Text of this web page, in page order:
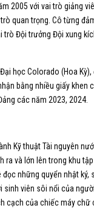
2005 với vai trò giảng
quan trọng. Cô từng
trò Đội trưởng Đội xung
Đại học Colorado (Hoa
bằng nhiều giấy
các năm 2023, 2024.
Kỹ thuật Tài nguyên
ra và lớn lên trong khu
đọc những quyển nhật
sinh viên sôi nổi của
cạch của chiếc máy chữ